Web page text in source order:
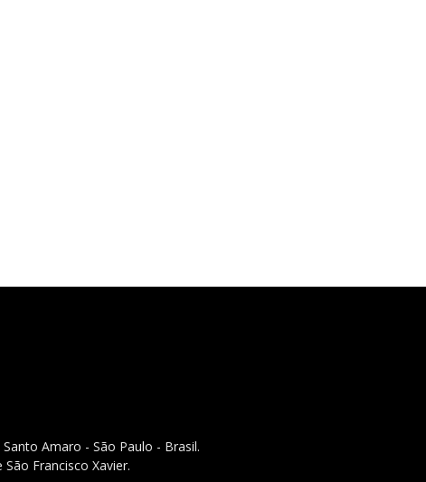
Amaro - São Paulo - Brasil.
Francisco Xavier.